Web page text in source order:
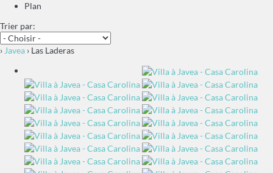
Plan
Trier par:
› Javea › Las Laderas